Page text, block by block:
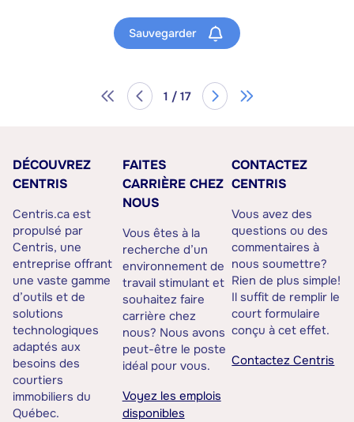
Sauvegarder
1 / 17
DÉCOUVREZ
CENTRIS
Centris.ca est
propulsé par
Centris, une
entreprise offrant
une vaste gamme
d’outils et de
solutions
technologiques
adaptés aux
besoins des
courtiers
immobiliers du
Québec.
FAITES
CARRIÈRE CHEZ
NOUS
Vous êtes à la
recherche d’un
environnement de
travail stimulant et
souhaitez faire
carrière chez
nous? Nous avons
peut-être le poste
idéal pour vous.
Voyez les emplois
disponibles
CONTACTEZ
CENTRIS
Vous avez des
questions ou des
commentaires à
nous soumettre?
Rien de plus simple!
Il suffit de remplir le
court formulaire
conçu à cet effet.
Contactez Centris